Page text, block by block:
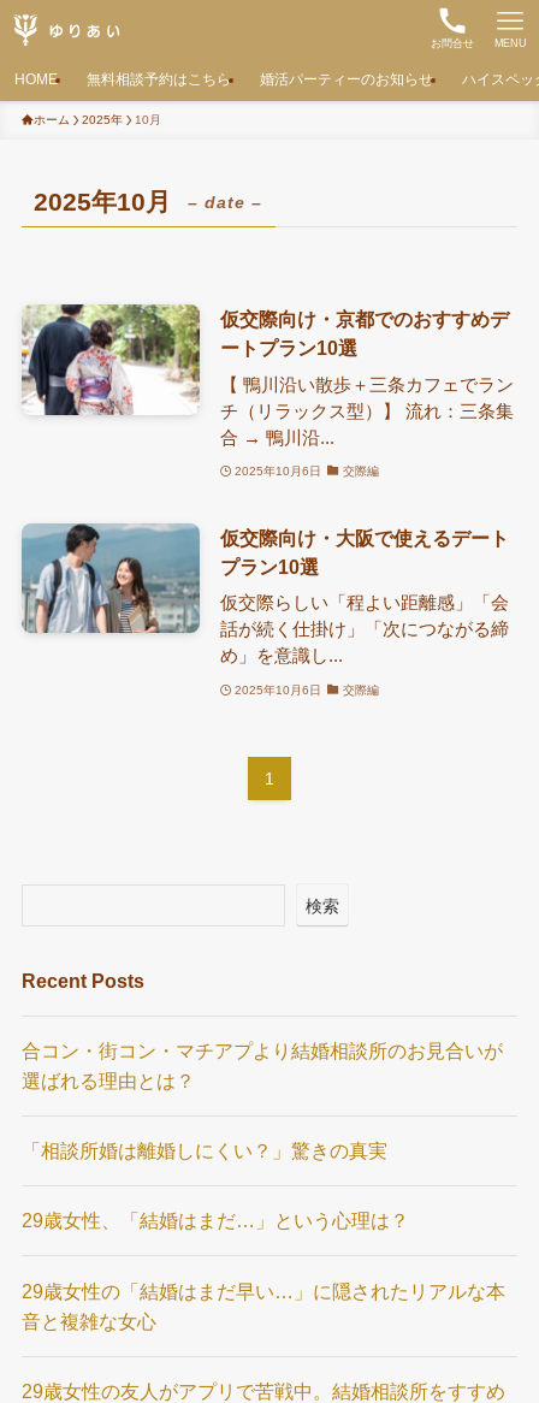
お問合せ MENU
HOME 無料相談予約はこちら 婚活パーティーのお知らせ ハイスペッ
ホーム 2025年 10月
2025年10月 – date –
仮交際向け・京都でのおすすめデ
ートプラン10選
【 鴨川沿い散歩＋三条カフェでラン
チ（リラックス型）】 流れ：三条集
合 → 鴨川沿...
2025年10月6日 交際編
仮交際向け・大阪で使えるデート
プラン10選
仮交際らしい「程よい距離感」「会
話が続く仕掛け」「次につながる締
め」を意識し...
2025年10月6日 交際編
1
検索
Recent Posts
合コン・街コン・マチアプより結婚相談所のお見合いが
選ばれる理由とは？
「相談所婚は離婚しにくい？」驚きの真実
29歳女性、「結婚はまだ…」という心理は？
29歳女性の「結婚はまだ早い…」に隠されたリアルな本
音と複雑な女心
29歳女性の友人がアプリで苦戦中。結婚相談所をすすめ